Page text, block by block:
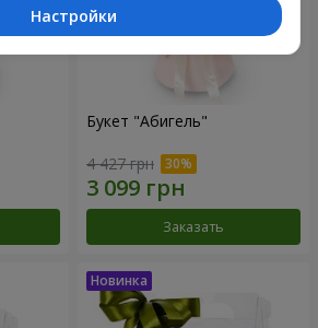
Букет "Абигель"
4 427 грн
Заказать
Настройки